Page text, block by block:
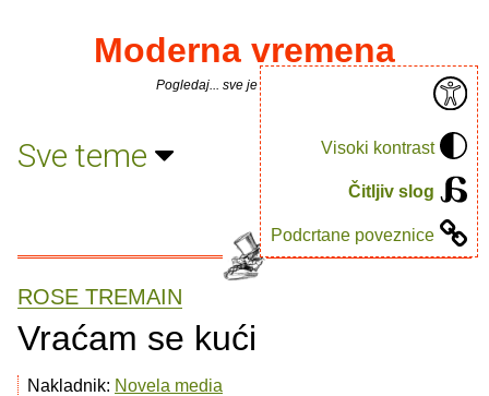
Visoki kontrast
Čitljiv slog
Podcrtane poveznice
Moderna vremena
Pogledaj... sve je puno knjiga.
Sve teme
ROSE TREMAIN
Vraćam se kući
Nakladnik: Novela media